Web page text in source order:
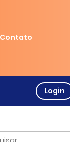
Contato
Login